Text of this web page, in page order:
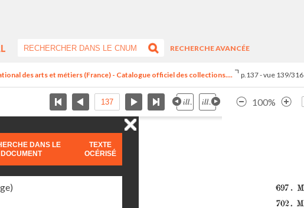
RECHERCHE AVANCÉE
des arts et métiers (France) - Catalogue officiel des collections.... p.137 - vue 139/316
100%
DANS LE
DOCUMENT
TEXTE
OCÉRISÉ